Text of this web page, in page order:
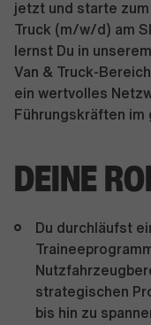
jetzt und starte zum
Truck (m/w/d) am
lernst Du in
Van & Truck-
ein wertvolles
Führungskräften im
DEINE
Du durchläufst
strategischen
bis hin zu